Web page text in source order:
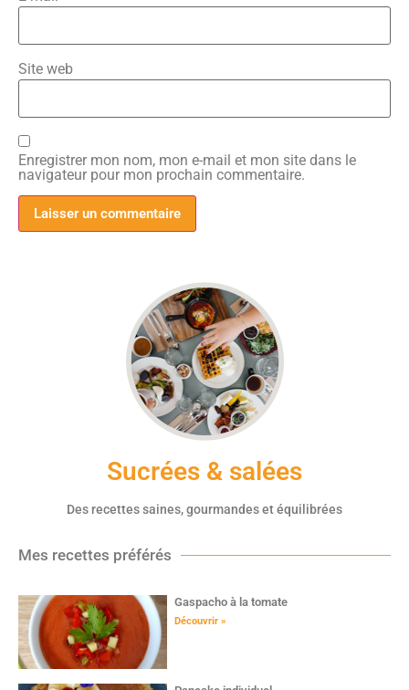
Site web
Enregistrer mon nom, mon e-mail et mon site dans le
navigateur pour mon prochain commentaire.
Sucrées & salées
Des recettes saines, gourmandes et équilibrées
Mes recettes préférés
Gaspacho à la tomate
Découvrir »